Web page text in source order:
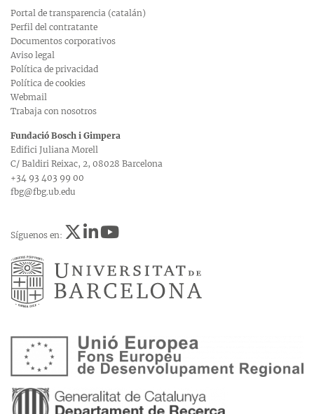
Portal de transparencia (catalán)
Perfil del contratante
Documentos corporativos
Aviso legal
Política de privacidad
Política de cookies
Webmail
Trabaja con nosotros
Fundació Bosch i Gimpera
Edifici Juliana Morell
C/ Baldiri Reixac, 2, 08028 Barcelona
+34 93 403 99 00
fbg@fbg.ub.edu
Síguenos en: